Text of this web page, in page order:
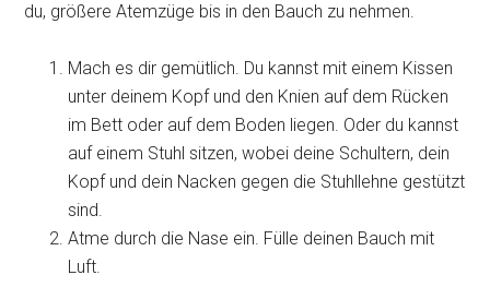
du, größere Atemzüge bis in den Bauch zu nehmen.
Mach es dir gemütlich. Du kannst mit einem Kissen
unter deinem Kopf und den Knien auf dem Rücken
im Bett oder auf dem Boden liegen. Oder du kannst
auf einem Stuhl sitzen, wobei deine Schultern, dein
Kopf und dein Nacken gegen die Stuhllehne gestützt
sind.
Atme durch die Nase ein. Fülle deinen Bauch mit
Luft.